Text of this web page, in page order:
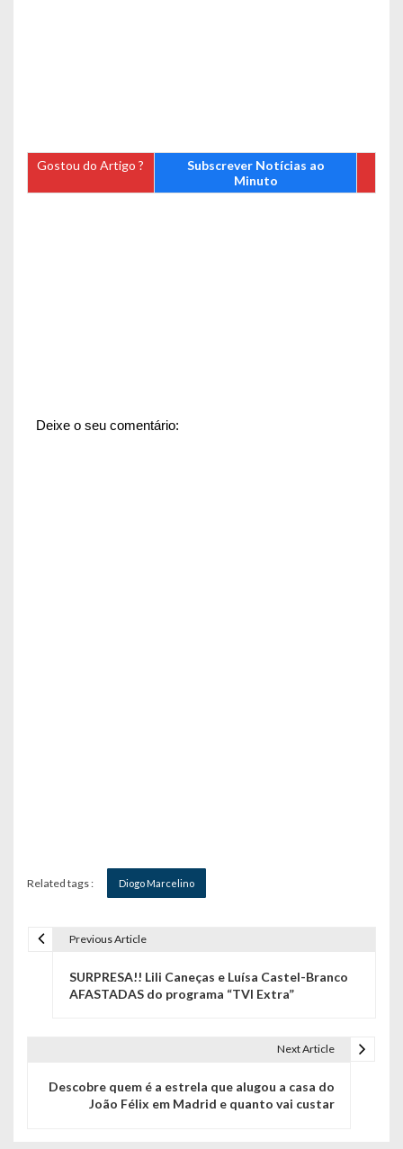
Gostou do Artigo ?
Subscrever Notícias ao
Minuto
Deixe o seu comentário:
Related tags : Diogo Marcelino
Previous Article
SURPRESA!! Lili Caneças e Luísa Castel-Branco
AFASTADAS do programa “TVI Extra”
Next Article
Descobre quem é a estrela que alugou a casa do
João Félix em Madrid e quanto vai custar